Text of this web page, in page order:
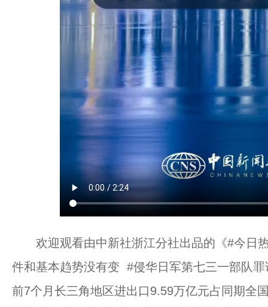
欢迎观看由中新社浙江分社出品的《#今日
件和基本趋势没有变 #侵华日军第七三一部队
前7个月长三角地区进出口9.59万亿元占同期全